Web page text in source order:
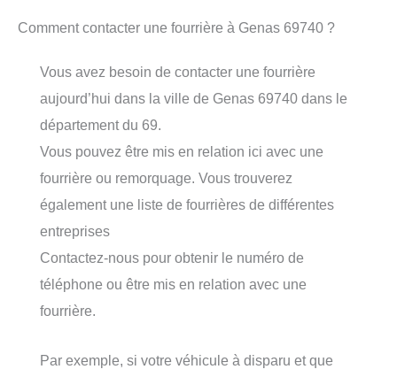
Comment contacter une fourrière à Genas 69740 ?
Vous avez besoin de contacter une fourrière
aujourd’hui dans la ville de Genas 69740 dans le
département du 69.
Vous pouvez être mis en relation ici avec une
fourrière ou remorquage. Vous trouverez
également une liste de fourrières de différentes
entreprises
Contactez-nous pour obtenir le numéro de
téléphone ou être mis en relation avec une
fourrière.
Par exemple, si votre véhicule à disparu et que